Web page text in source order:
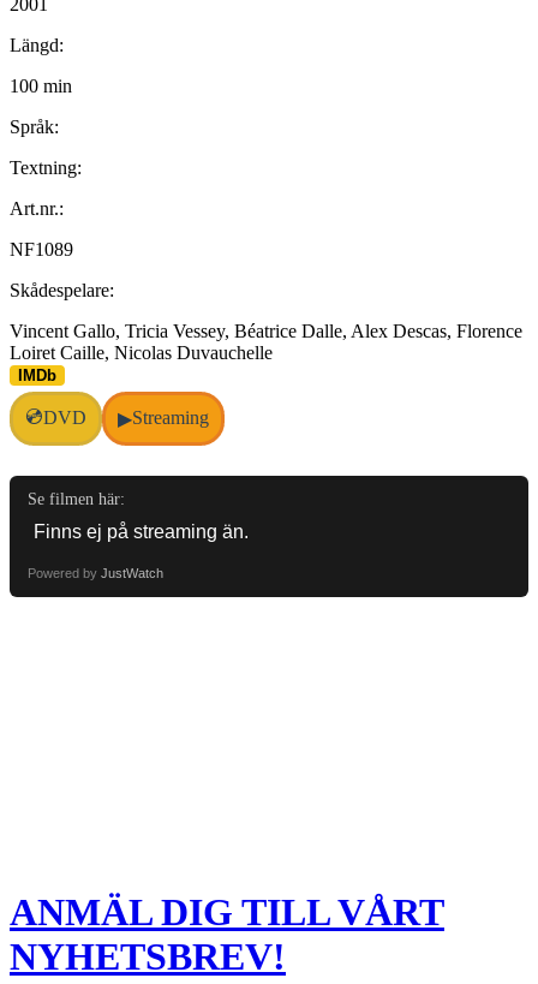
Längd:
100 min
Språk:
Textning:
Art.nr.:
NF1089
Skådespelare:
Vincent Gallo, Tricia Vessey, Béatrice Dalle, Alex Descas, Florence
Loiret Caille, Nicolas Duvauchelle
IMDb
💿DVD ▶Streaming
Se filmen här:
Powered by JustWatch
ANMÄL DIG TILL VÅRT
NYHETSBREV!